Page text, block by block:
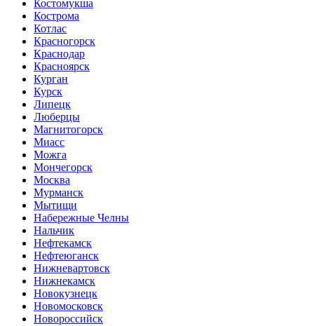
Костомукша
Кострома
Котлас
Красногорск
Краснодар
Красноярск
Курган
Курск
Липецк
Люберцы
Магнитогорск
Миасс
Можга
Мончегорск
Москва
Мурманск
Мытищи
Набережные Челны
Нальчик
Нефтекамск
Нефтеюганск
Нижневартовск
Нижнекамск
Новокузнецк
Новомосковск
Новороссийск